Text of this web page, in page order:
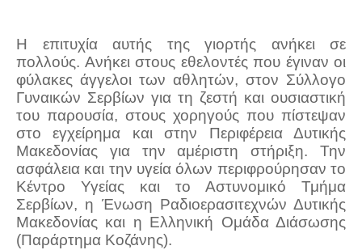
Η επιτυχία αυτής της γιορτής ανήκει σε
πολλούς. Ανήκει στους εθελοντές που έγιναν οι
φύλακες άγγελοι των αθλητών, στον Σύλλογο
Γυναικών Σερβίων για τη ζεστή και ουσιαστική
του παρουσία, στους χορηγούς που πίστεψαν
στο εγχείρημα και στην Περιφέρεια Δυτικής
Μακεδονίας για την αμέριστη στήριξη. Την
ασφάλεια και την υγεία όλων περιφρούρησαν το
Κέντρο Υγείας και το Αστυνομικό Τμήμα
Σερβίων, η Ένωση Ραδιοερασιτεχνών Δυτικής
Μακεδονίας και η Ελληνική Ομάδα Διάσωσης
(Παράρτημα Κοζάνης).